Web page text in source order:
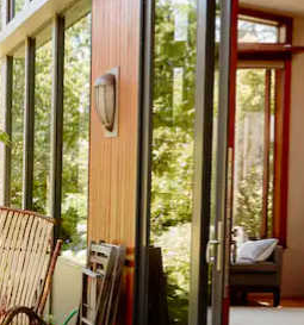
prema dolje, kao i dodirom ili